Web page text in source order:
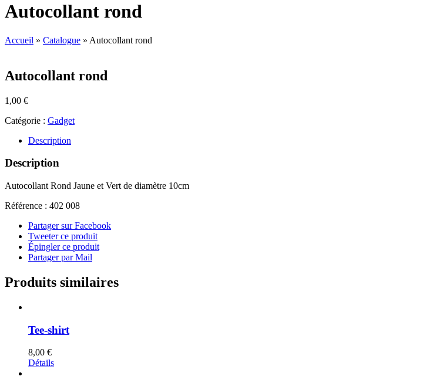
Autocollant rond
Accueil » Catalogue » Autocollant rond
Autocollant rond
1,00 €
Catégorie : Gadget
Description
Description
Autocollant Rond Jaune et Vert de diamètre 10cm
Référence : 402 008
Partager sur Facebook
Tweeter ce produit
Épingler ce produit
Partager par Mail
Produits similaires
Tee-shirt
8,00 €
Détails